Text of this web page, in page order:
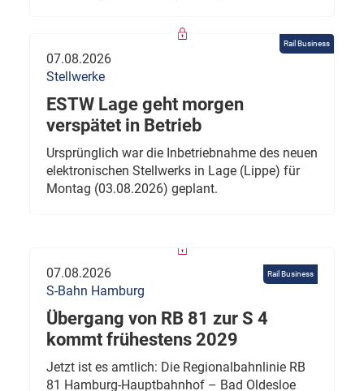
Rail Business
07.08.2026
Stellwerke
ESTW Lage geht morgen
verspätet in Betrieb
Ursprünglich war die Inbetriebnahme des neuen
elektronischen Stellwerks in Lage (Lippe) für
Montag (03.08.2026) geplant.
Rail Business
07.08.2026
S-Bahn Hamburg
Übergang von RB 81 zur S 4
kommt frühestens 2029
Jetzt ist es amtlich: Die Regionalbahnlinie RB
81 Hamburg-Hauptbahnhof – Bad Oldesloe